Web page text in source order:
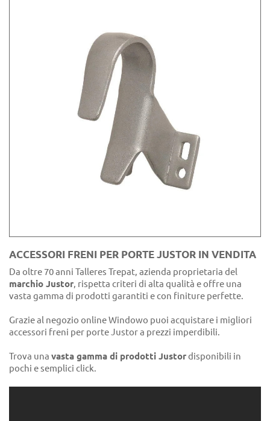
ACCESSORI FRENI PER PORTE JUSTOR IN VENDITA
Da oltre 70 anni Talleres Trepat, azienda proprietaria del
marchio Justor, rispetta criteri di alta qualità e offre una
vasta gamma di prodotti garantiti e con finiture perfette.
Grazie al negozio online Windowo puoi acquistare i migliori
accessori freni per porte Justor a prezzi imperdibili.
Trova una vasta gamma di prodotti Justordisponibili in
pochi e semplici click.